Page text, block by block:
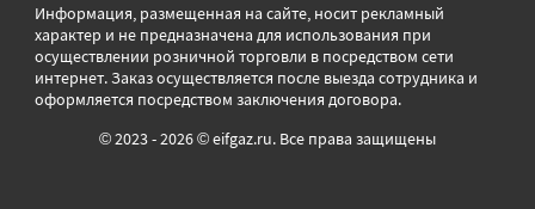
Информация, размещенная на сайте, носит рекламный
характер и не предназначена для использования при
осуществлении розничной торговли в посредством сети
интернет. Заказ осуществляется после выезда сотрудника и
оформляется посредством заключения договора.
© 2023 - 2026 © eifgaz.ru. Все права защищены